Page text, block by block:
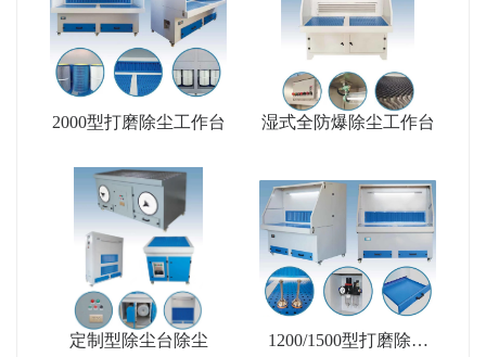
2000型打磨除尘工作台 湿式全防爆除尘工作台
定制型除尘台除尘
1200/1500型打磨除尘